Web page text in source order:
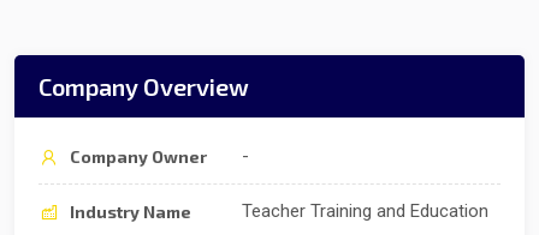
Company Overview
Company Owner -
Industry Name Teacher Training and Education